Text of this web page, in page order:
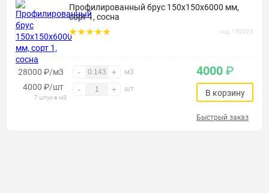
Профилированный брус 150х150х6000 мм,
сорт 1, сосна
код: 150023
28000 ₽/м3 - + м3
4000 ₽/шт
7 штук в м3
- + шт
4000 ₽
В корзину
Быстрый заказ